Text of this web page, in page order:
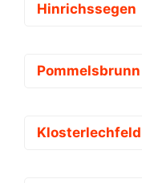
Hinrichssegen
Pommelsbrunn
Klosterlechfeld